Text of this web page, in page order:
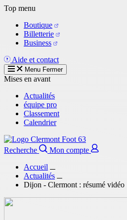
Aller
contenu
principal
Top menu
Boutique
Billetterie
Business
Aide et contact
Menu Fermer
Mises en avant
Actualités
équipe pro
Classement
Calendrier
Recherche
Mon compte
Accueil
Actualités
Dijon - Clermont : résumé vidéo